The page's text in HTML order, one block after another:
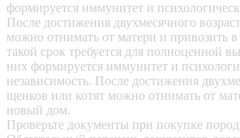
формируется иммунитет и
После достижения двухмесячного
можно отнимать от матери и привозить
такой срок требуется для полноценной
них формируется иммунитет и
независимость. После достижения
щенков или котят можно отнимать от
новый дом.
Проверьте документы при покупке